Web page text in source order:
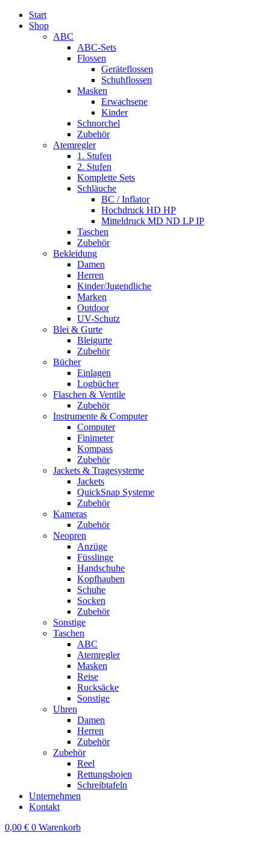
Start
Shop
ABC
ABC-Sets
Flossen
Geräteflossen
Schuhflossen
Masken
Erwachsene
Kinder
Schnorchel
Zubehör
Atemregler
1. Stufen
2. Stufen
Komplette Sets
Schläuche
BC / Inflator
Hochdruck HD HP
Mitteldruck MD ND LP IP
Taschen
Zubehör
Bekleidung
Damen
Herren
Kinder/Jugendliche
Marken
Outdoor
UV-Schutz
Blei & Gurte
Bleigurte
Zubehör
Bücher
Einlagen
Logbücher
Flaschen & Ventile
Zubehör
Instrumente & Computer
Computer
Finimeter
Kompass
Zubehör
Jackets & Tragesysteme
Jackets
QuickSnap Systeme
Zubehör
Kameras
Zubehör
Neopren
Anzüge
Füsslinge
Handschuhe
Kopfhauben
Schuhe
Socken
Zubehör
Sonstige
Taschen
ABC
Atemregler
Masken
Reise
Rucksäcke
Sonstige
Uhren
Damen
Herren
Zubehör
Zubehör
Reel
Rettungsbojen
Schreibtafeln
Unternehmen
Kontakt
0,00 € 0 Warenkorb